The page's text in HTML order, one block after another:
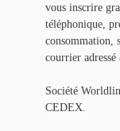
vous inscrire
téléphonique,
consommation,
courrier adressé
Société
CEDEX.